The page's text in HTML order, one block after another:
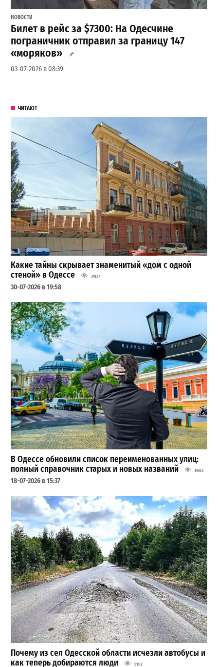
НОВОСТИ
Билет в рейс за $7300: На Одесчине
пограничник отправил за границу 147
«моряков»
03-07-2026 в 08:39
ЧИТАЮТ
Какие тайны скрывает знаменитый «дом с одной
стеной» в Одессе
34137
30-07-2026 в 19:58
В Одессе обновили список переименованных улиц:
полный справочник старых и новых названий
8605
18-07-2026 в 15:37
Почему из сел Одесской области исчезли автобусы и
как теперь добираются люди
5102